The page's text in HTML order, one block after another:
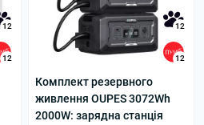
12
12
12
12
Комплект резервного
живлення OUPES 3072Wh
2000W: зарядна станція